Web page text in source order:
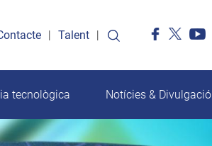
Talent
tecnològica Notícies & Divulgació